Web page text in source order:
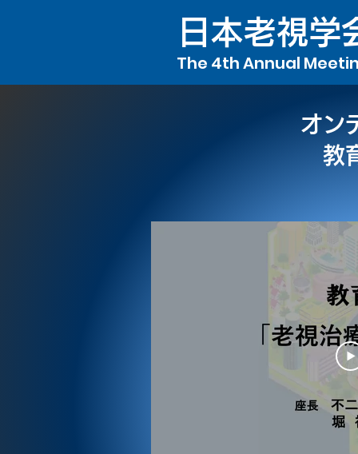
日本老視
The 4th Annual
オン
教